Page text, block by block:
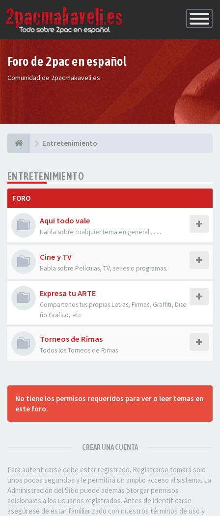
de
Foro de 2pac en español
Comunidad de 2pacmakaveli.es
Entretenimiento
ENTRETENIMIENTO
FORO
Aqui todo vale
Habla sobre cualquier tema en general .......
Cine y TV
Habla sobre Películas, TV, series o programas.
Expresa tu ARTE
Compartenos tus propias Letras, Firmas, Graffiti, Dise
ño Grafico, etc
Torneos de Rimas
Todos los Torneos de Rimas
No tiene los permisos requeridos para ver o leer temas en
este foro.
CREAR UNA CUENTA
Para autenticarse debe estar registrado. Registrarse tomará solo
unos pocos segundos y le permitirá un amplio acceso al sistema. La
Administración del Sitio puede además otorgar permisos
adicionales a los usuarios registrados. Antes de identificarse
asegúrese de estar familiarizado con nuestros términos de uso y